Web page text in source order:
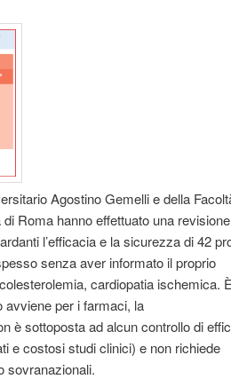
Agostino Gemelli e della
Roma hanno effettuato una
l’efficacia e la sicurezza di 42
senza aver informato il proprio
cardiopatia ischemica. È
avviene per i farmaci, la
è sottoposta ad alcun controllo di
e costosi studi clinici) e non richiede
sovranazionali.